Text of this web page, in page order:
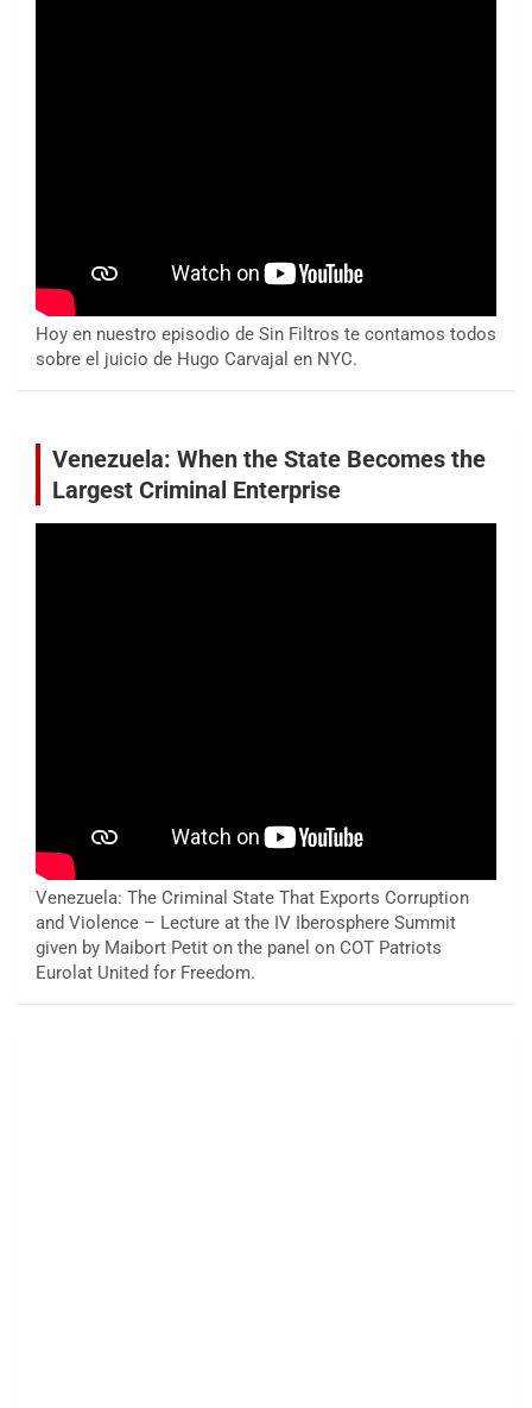
Hoy en nuestro episodio de Sin Filtros te contamos todos
sobre el juicio de Hugo Carvajal en NYC.
Venezuela: When the State Becomes the
Largest Criminal Enterprise
Venezuela: The Criminal State That Exports Corruption
and Violence – Lecture at the IV Iberosphere Summit
given by Maibort Petit on the panel on COT Patriots
Eurolat United for Freedom.